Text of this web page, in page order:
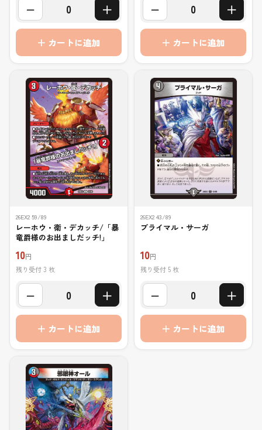
− 0 ＋
＋ カートに追加
− 0 ＋
＋ カートに追加
26EX2 59/89
レーホウ・衛・デカッチ/「暴
竜爵様のお出ましだッチ!」
10円
残り受付 3 枚
− 0 ＋
＋ カートに追加
26EX2 43/89
プライマル・サーガ
10円
残り受付 5 枚
− 0 ＋
＋ カートに追加